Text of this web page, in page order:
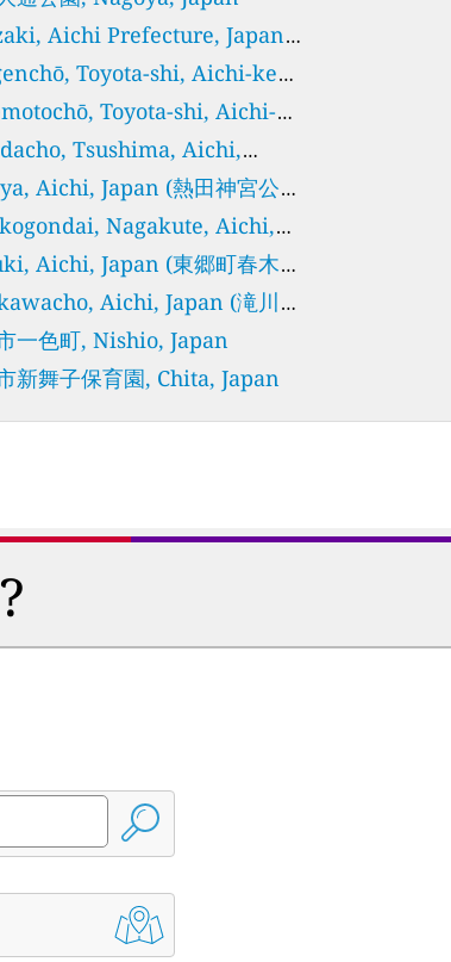
Aichi Prefecture, Japan
市)
Toyota-shi, Aichi-ken,
(三軒町)豊田市)Toyota-shi, Aichi-
南部局(竹元町)豊田市)
Tsushima, Aichi,
埋田町津島市)
Aichi, Japan (熱田神宮公園
区)
Nagakute, Aichi,
中学校長久手市)
Aichi, Japan (東郷町春木愛
Aichi, Japan (滝川小
昭和区)
一色町, Nishio, Japan
新舞子保育園, Chita, Japan